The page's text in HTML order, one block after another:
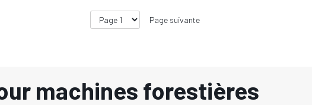
Page suivante
machines forestières